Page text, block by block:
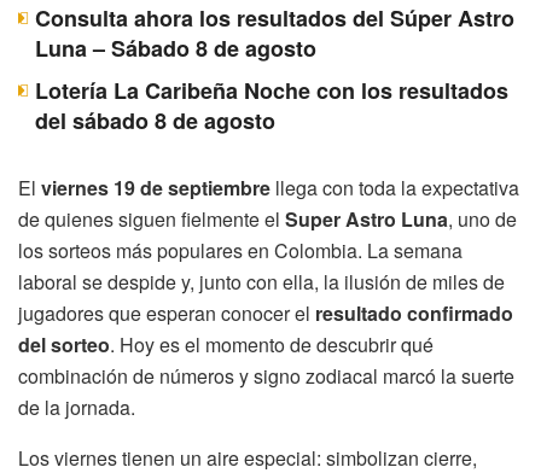
Consulta ahora los resultados del Súper Astro
Luna – Sábado 8 de agosto
Lotería La Caribeña Noche con los resultados
del sábado 8 de agosto
El viernes 19 de septiembre llega con toda la expectativa
de quienes siguen fielmente el Super Astro Luna, uno de
los sorteos más populares en Colombia. La semana
laboral se despide y, junto con ella, la ilusión de miles de
jugadores que esperan conocer el resultado confirmado
del sorteo. Hoy es el momento de descubrir qué
combinación de números y signo zodiacal marcó la suerte
de la jornada.
Los viernes tienen un aire especial: simbolizan cierre,